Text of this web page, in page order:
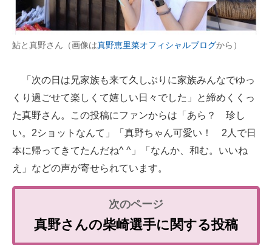
鮎と真野さん（画像は真野恵里菜オフィシャルブログから）
「次の日は兄家族も来て久しぶりに家族みんなでゆっ
くり過ごせて楽しくて嬉しい日々でした」と締めくくっ
た真野さん。この投稿にファンからは「あら？ 珍し
い。2ショットなんて」「真野ちゃん可愛い！ 2人で日
本に帰ってきてたんだね^ ^」「なんか、和む。いいね
え」などの声が寄せられています。
真野さんの柴崎選手に関する投稿